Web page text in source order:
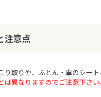
注意点
取りや、ふとん・車のシート
異なりますのでご注意下さい